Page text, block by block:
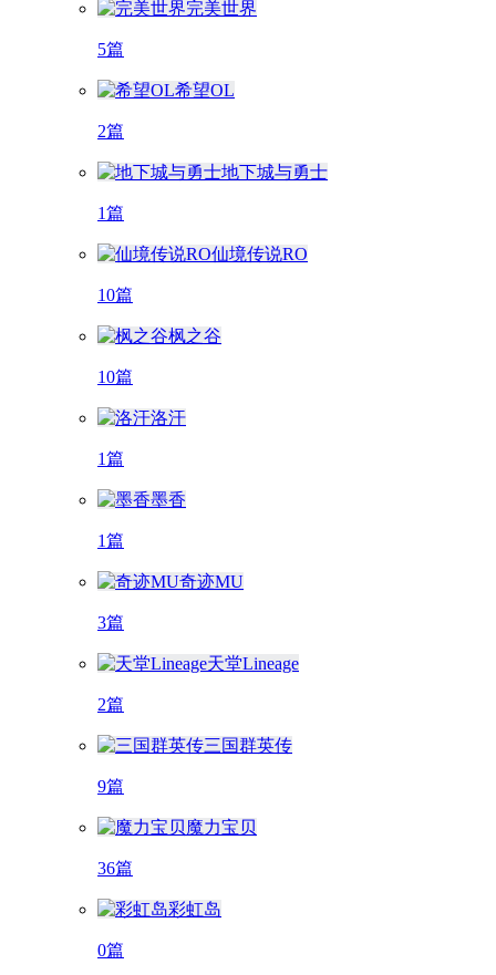
完美世界
5篇
希望OL
2篇
地下城与勇士
1篇
仙境传说RO
10篇
枫之谷
10篇
洛汗
1篇
墨香
1篇
奇迹MU
3篇
天堂Lineage
2篇
三国群英传
9篇
魔力宝贝
36篇
彩虹岛
0篇